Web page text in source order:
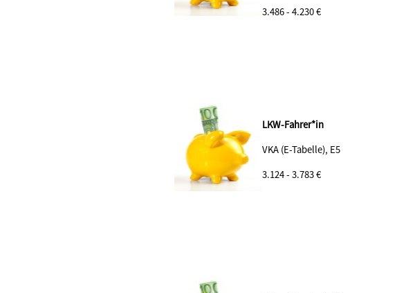
3.486 - 4.230 €
LKW-Fahrer*in
VKA (E-Tabelle), E5
3.124 - 3.783 €